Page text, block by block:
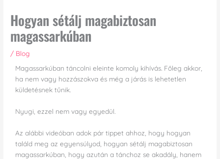
Hogyan sétálj magabiztosan
magassarkúban
/ Blog
Magassarkúban táncolni eleinte komoly kihívás. Főleg akkor,
ha nem vagy hozzászokva és még a járás is lehetetlen
küldetésnek tűnik.
Nyugi, ezzel nem vagy egyedül.
Az alábbi videóban adok pár tippet ahhoz, hogy hogyan
találd meg az egyensúlyod, hogyan sétálj magabiztosan
magassarkúban, hogy azután a tánchoz se akadály, hanem